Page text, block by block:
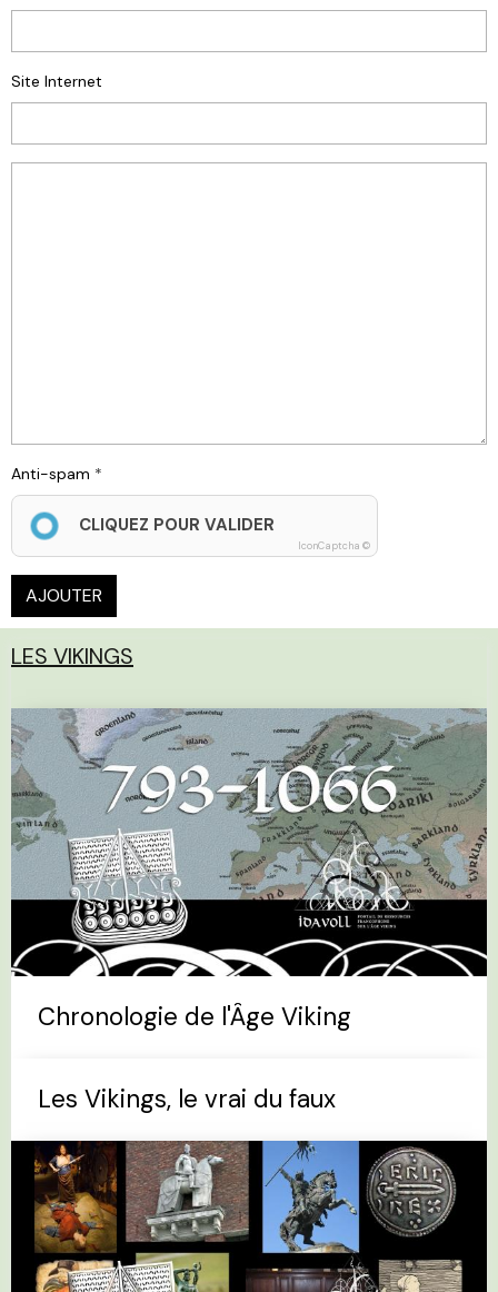
Site Internet
Anti-spam
CLIQUEZ POUR VALIDER
IconCaptcha ©
AJOUTER
LES VIKINGS
Chronologie de l'Âge Viking
Les Vikings, le vrai du faux